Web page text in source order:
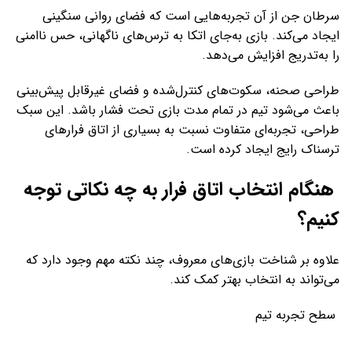
سرطان جن از آن تجربه‌هایی است که فضای روانی سنگینی
ایجاد می‌کند. بازی به‌جای اتکا به ترس‌های ناگهانی، حس ناامنی
را به‌تدریج افزایش می‌دهد.
طراحی صحنه، سکوت‌های کنترل‌شده و فضای غیرقابل پیش‌بینی
باعث می‌شود تیم در تمام مدت بازی تحت فشار باشد. این سبک
طراحی، تجربه‌ای متفاوت نسبت به بسیاری از اتاق فرارهای
ترسناک رایج ایجاد کرده است.
هنگام انتخاب اتاق فرار به چه نکاتی توجه
کنیم؟
علاوه بر شناخت بازی‌های معروف، چند نکته مهم وجود دارد که
می‌تواند به انتخاب بهتر کمک کند.
سطح تجربه تیم